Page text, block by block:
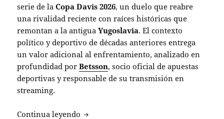
serie de laCopa Davis 2026, un duelo que reabre
una rivalidad reciente con raíces históricas que
remontan a la antiguaYugoslavia. El contexto
político y deportivo de décadas anteriores entrega
un valor adicional al enfrentamiento, analizado en
profundidad porBetsson, socio oficial de apuestas
deportivas y responsable de su transmisión en
streaming.
Continua leyendo Chile vs Serbia: historia, claves y